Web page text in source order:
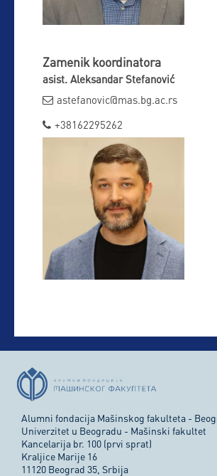
Zamenik koordinatora
asist. Aleksandar Stefanović
 astefanovic@mas.bg.ac.rs
 +38162295262
Alumni fondacija Mašinskog fakulteta -
Univerzitet u Beogradu - Mašinski fakultet
Kancelarija br. 100 (prvi sprat)
Kraljice Marije 16
11120 Beograd 35, Srbija